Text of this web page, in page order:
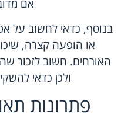
אם
בנוסף, כדאי לחשוב על
או הופעה קצרה,
האורחים. חשוב לזכור
ולכן כדאי
פתרונות